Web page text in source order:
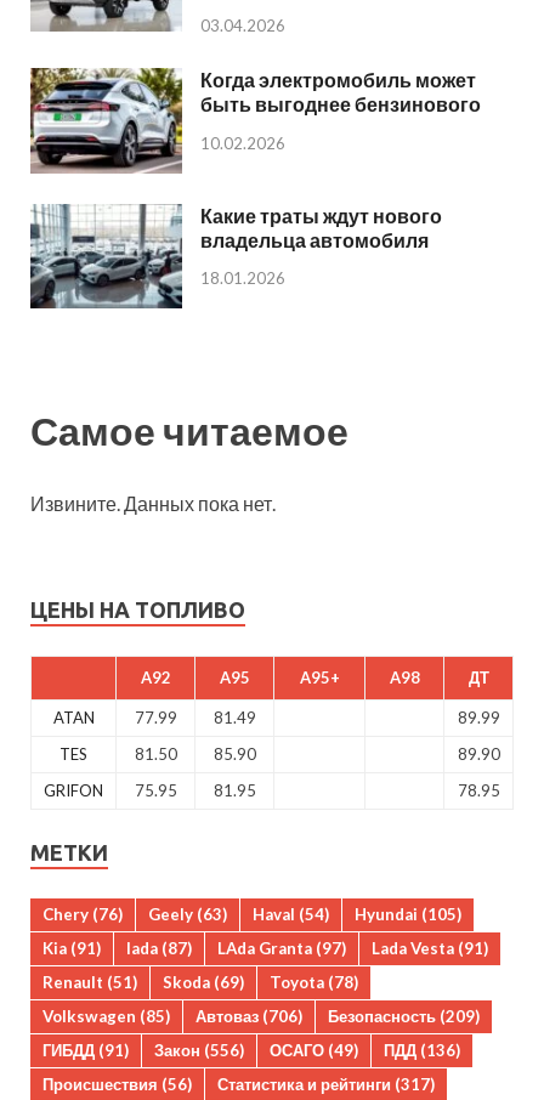
03.04.2026
Когда электромобиль может
быть выгоднее бензинового
10.02.2026
Какие траты ждут нового
владельца автомобиля
18.01.2026
Самое читаемое
Извините. Данных пока нет.
ЦЕНЫ НА ТОПЛИВО
A92 A95 A95+ A98 ДТ
ATAN 77.99 81.49
89.99
TES
81.50 85.90
89.90
GRIFON
75.95 81.95 78.95
МЕТКИ
Chery (76) Geely (63) Haval (54) Hyundai (105)
Kia (91) lada (87) LAda Granta (97) Lada Vesta (91)
Renault (51) Skoda (69) Toyota (78)
Volkswagen (85) Автоваз (706) Безопасность (209)
ГИБДД (91) Закон (556) ОСАГО (49) ПДД (136)
Происшествия (56) Статистика и рейтинги (317)